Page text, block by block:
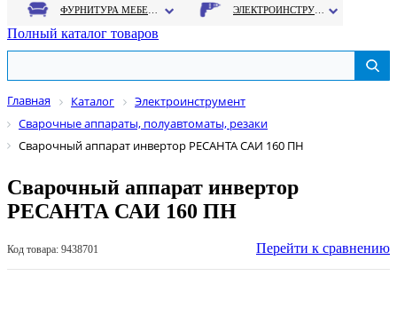
Полный каталог товаров
Главная Каталог
Электроинструмент
Сварочные аппараты, полуавтоматы, резаки
Сварочный аппарат инвертор РЕСАНТА САИ 160 ПН
Сварочный аппарат инвертор
РЕСАНТА САИ 160 ПН
Код товара: 9438701 Перейти к сравнению